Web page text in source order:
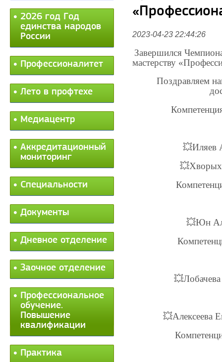
2026 год Год
единства народов
России
Профессионалитет
Лето в профтехе
Медиацентр
Аккредитационный
мониторинг
Специальности
Документы
Дневное отделение
Заочное отделение
Профессиональное
обучение.
Повышение
квалификации
Практика
2023-04-23 22:44:26
Завершился
мастерству
Поздравляем
💥Иляев
💥Хворых
💥Юн
💥
💥Алексеева